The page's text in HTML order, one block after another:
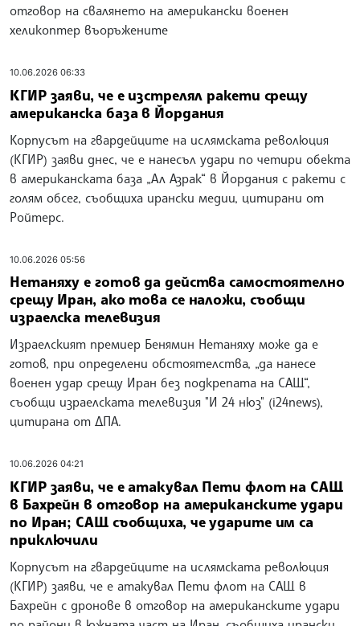
отговор на свалянето на американски военен
хеликоптер въоръжените
10.06.2026 06:33
КГИР заяви, че е изстрелял ракети срещу
американска база в Йордания
Корпусът на гвардейците на ислямската революция
(КГИР) заяви днес, че е нанесъл удари по четири обекта
в американската база „Ал Азрак“ в Йордания с ракети с
голям обсег, съобщиха ирански медии, цитирани от
Ройтерс.
10.06.2026 05:56
Нетаняху е готов да действа самостоятелно
срещу Иран, ако това се наложи, съобщи
израелска телевизия
Израелският премиер Бенямин Нетаняху може да е
готов, при определени обстоятелства, „да нанесе
военен удар срещу Иран без подкрепата на САЩ“,
съобщи израелската телевизия "И 24 нюз" (i24news),
цитирана от ДПА.
10.06.2026 04:21
КГИР заяви, че е атакувал Пети флот на САЩ
в Бахрейн в отговор на американските удари
по Иран; САЩ съобщиха, че ударите им са
приключили
Корпусът на гвардейците на ислямската революция
(КГИР) заяви, че е атакувал Пети флот на САЩ в
Бахрейн с дронове в отговор на американските удари